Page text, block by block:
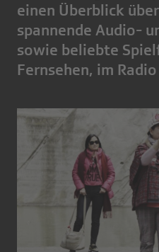
einen Überblick
spannende Audio-
sowie beliebte
Fernsehen, im